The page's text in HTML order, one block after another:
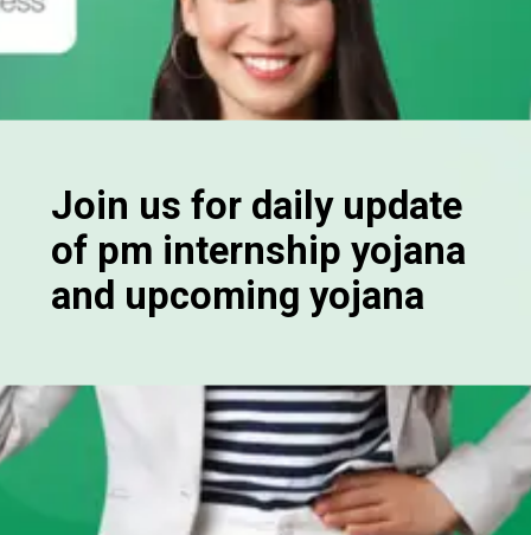
Join us for daily update
of pm internship yojana
and upcoming yojana